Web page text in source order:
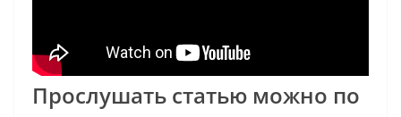
Прослушать статью можно по